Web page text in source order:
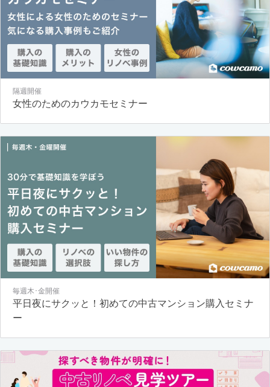
隔週開催
女性のためのカウカモセミナー
毎週木･金開催
平日夜にサクッと！初めての中古マンション購入セミナ
ー